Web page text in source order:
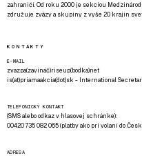
zahraničí. Od roku 2000 je sekciou
združuje zväzy a skupiny z vyše 20 krajín
KONTAKTY
E-MAIL
zvazpa(zavináč)riseup(bodka)net
is(at)priamaakcia(dot)sk - International
TELEFONICKÝ KONTAKT
(SMS alebo odkaz v hlasovej schránke):
00420 735 082 065 (platby ako pri volaní do
ADRESA